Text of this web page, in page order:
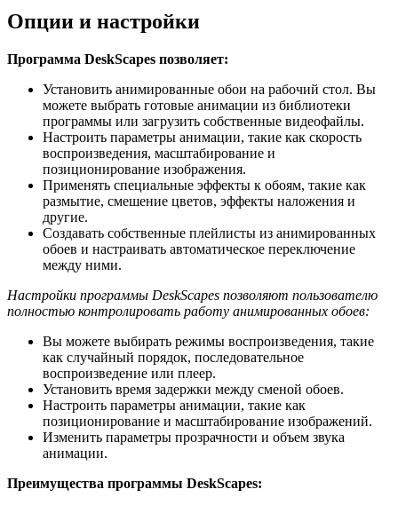
Опции и настройки
Программа DeskScapes позволяет:
Установить анимированные обои на рабочий стол. Вы
можете выбрать готовые анимации из библиотеки
программы или загрузить собственные видеофайлы.
Настроить параметры анимации, такие как скорость
воспроизведения, масштабирование и
позиционирование изображения.
Применять специальные эффекты к обоям, такие как
размытие, смешение цветов, эффекты наложения и
другие.
Создавать собственные плейлисты из анимированных
обоев и настраивать автоматическое переключение
между ними.
Настройки программы DeskScapes позволяют пользователю
полностью контролировать работу анимированных обоев:
Вы можете выбирать режимы воспроизведения, такие
как случайный порядок, последовательное
воспроизведение или плеер.
Установить время задержки между сменой обоев.
Настроить параметры анимации, такие как
позиционирование и масштабирование изображений.
Изменить параметры прозрачности и объем звука
анимации.
Преимущества программы DeskScapes: